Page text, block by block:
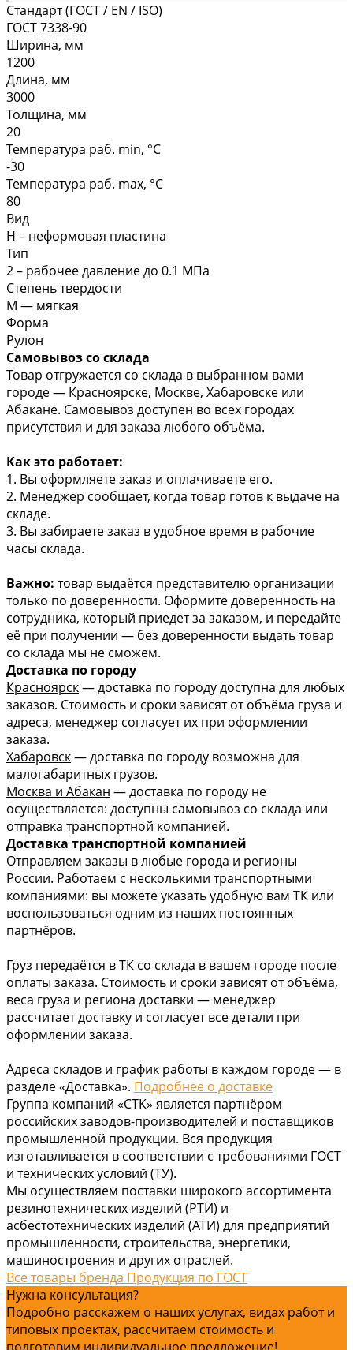
Стандарт (ГОСТ / EN / ISO)
ГОСТ 7338-90
Ширина, мм
1200
Длина, мм
3000
Толщина, мм
20
Температура раб. min, °C
-30
Температура раб. max, °C
80
Вид
Н – неформовая пластина
Тип
2 – рабочее давление до 0.1 МПа
Степень твердости
М — мягкая
Форма
Рулон
Самовывоз со склада
Товар отгружается со склада в выбранном вами
городе — Красноярске, Москве, Хабаровске или
Абакане. Самовывоз доступен во всех городах
присутствия и для заказа любого объёма.
Как это работает:
1. Вы оформляете заказ и оплачиваете его.
2. Менеджер сообщает, когда товар готов к выдаче на
складе.
3. Вы забираете заказ в удобное время в рабочие
часы склада.
Важно: товар выдаётся представителю организации
только по доверенности. Оформите доверенность на
сотрудника, который приедет за заказом, и передайте
её при получении — без доверенности выдать товар
со склада мы не сможем.
Доставка по городу
Красноярск— доставка по городу доступна для любых
заказов. Стоимость и сроки зависят от объёма груза и
адреса, менеджер согласует их при оформлении
заказа.
Хабаровск— доставка по городу возможна для
малогабаритных грузов.
Москва и Абакан — доставка по городу не
осуществляется: доступны самовывоз со склада или
отправка транспортной компанией.
Доставка транспортной компанией
Отправляем заказы в любые города и регионы
России. Работаем с несколькими транспортными
компаниями: вы можете указать удобную вам ТК или
воспользоваться одним из наших постоянных
партнёров.
Груз передаётся в ТК со склада в вашем городе после
оплаты заказа. Стоимость и сроки зависят от объёма,
веса груза и региона доставки — менеджер
рассчитает доставку и согласует все детали при
оформлении заказа.
Адреса складов и график работы в каждом городе — в
разделе «Доставка». Подробнее о доставке
Группа компаний «СТК» является партнёром
российских заводов-производителей и поставщиков
промышленной продукции. Вся продукция
изготавливается в соответствии с требованиями ГОСТ
и технических условий (ТУ).
Мы осуществляем поставки широкого ассортимента
резинотехнических изделий (РТИ) и
асбестотехнических изделий (АТИ) для предприятий
промышленности, строительства, энергетики,
машиностроения и других отраслей.
Все товары бренда Продукция по ГОСТ
Нужна консультация?
Подробно расскажем о наших услугах, видах работ и
типовых проектах, рассчитаем стоимость и